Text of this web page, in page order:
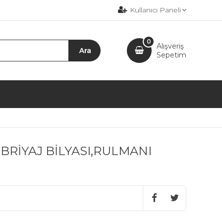
Kullanıcı Paneli
Alışveriş
Sepetim
0
BİLYASI,RULMANI